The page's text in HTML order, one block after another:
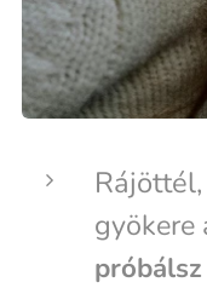
gyökere
próbálsz